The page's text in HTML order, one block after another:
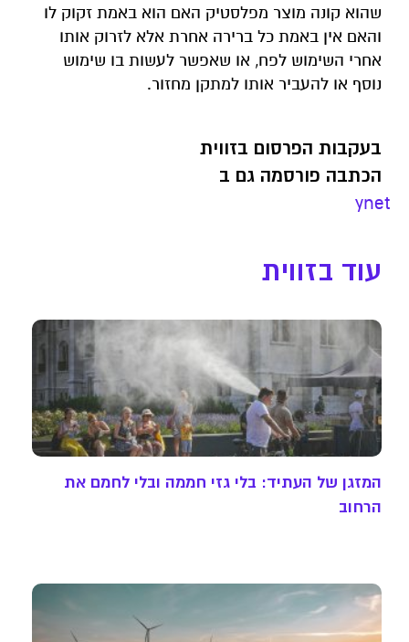
שהוא קונה מוצר מפלסטיק האם הוא באמת זקוק לו
והאם אין באמת כל ברירה אחרת אלא לזרוק אותו
אחרי השימוש לפח, או שאפשר לעשות בו שימוש
נוסף או להעביר אותו למתקן מחזור.
בעקבות הפרסום בזווית
הכתבה פורסמה גם ב
ynet
עוד בזווית
המזגן של העתיד: בלי גזי חממה ובלי לחמם את
הרחוב